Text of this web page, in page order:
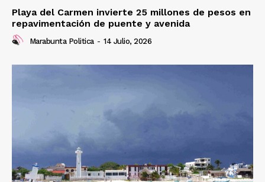
Playa del Carmen invierte 25 millones de pesos en
repavimentación de puente y avenida
Marabunta Politica - 14 Julio, 2026